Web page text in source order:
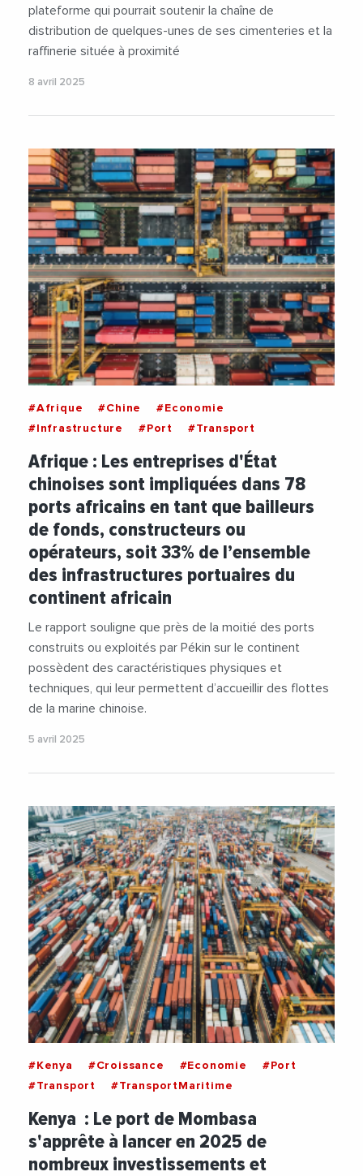
plateforme qui pourrait soutenir la chaîne de
distribution de quelques-unes de ses cimenteries et la
raffinerie située à proximité
8 avril 2025
#Afrique #Chine
#Economie
#Infrastructure
#Port #Transport
Afrique : Les entreprises d'État
chinoises sont impliquées dans 78
ports africains en tant que bailleurs
de fonds, constructeurs ou
opérateurs, soit 33% de l’ensemble
des infrastructures portuaires du
continent africain
Le rapport souligne que près de la moitié des ports
construits ou exploités par Pékin sur le continent
possèdent des caractéristiques physiques et
techniques, qui leur permettent d’accueillir des flottes
de la marine chinoise.
5 avril 2025
#Kenya #Croissance #Economie
#Port
#Transport
#TransportMaritime
Kenya : Le port de Mombasa
s'apprête à lancer en 2025 de
nombreux investissements et